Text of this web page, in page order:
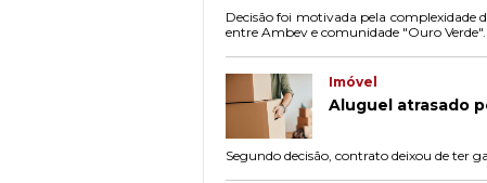
Decisão foi motivada pela complexidade
entre Ambev e comunidade "Ouro Verde".
Imóvel
Aluguel atrasado
Segundo decisão, contrato deixou de ter